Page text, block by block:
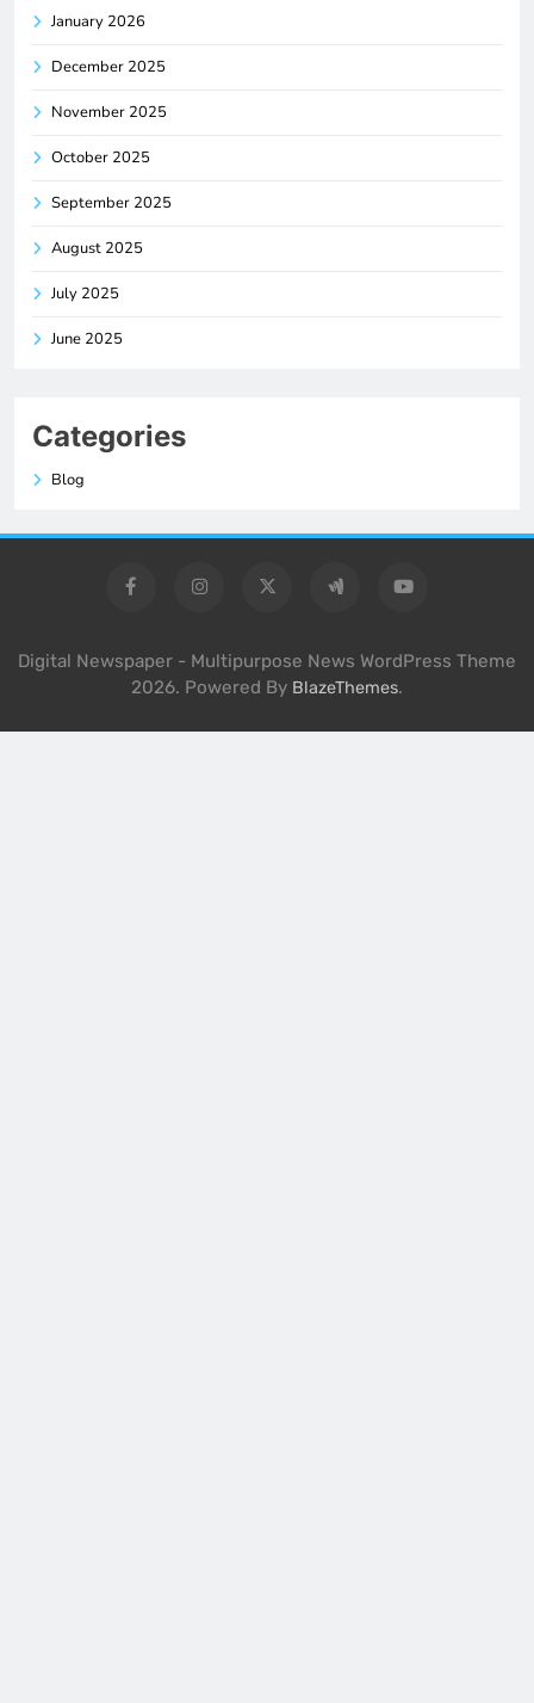
January 2026
December 2025
November 2025
October 2025
September 2025
August 2025
July 2025
June 2025
Categories
Blog
Digital Newspaper - Multipurpose News WordPress Theme
2026. Powered By BlazeThemes.